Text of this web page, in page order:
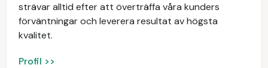
strävar alltid efter att överträffa våra kunders
förväntningar och leverera resultat av högsta
kvalitet.
Profil >>